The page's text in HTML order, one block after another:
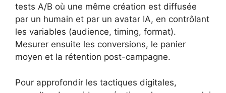
tests A/B où une même création est diffusée
par un humain et par un avatar IA, en contrôlant
les variables (audience, timing, format).
Mesurer ensuite les conversions, le panier
moyen et la rétention post-campagne.
Pour approfondir les tactiques digitales,